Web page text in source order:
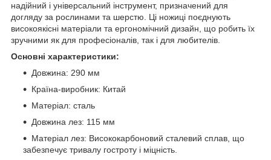
надійний і універсальний інструмент, призначений для
догляду за рослинами та шерстю. Ці ножиці поєднують
високоякісні матеріали та ергономічний дизайн, що робить їх
зручними як для професіоналів, так і для любителів.
Основні характеристики:
Довжина: 290 мм
Країна-виробник: Китай
Матеріал: сталь
Довжина лез: 115 мм
Матеріал лез: Висококарбоновий сталевий сплав, що
забезпечує тривалу гостроту і міцність.